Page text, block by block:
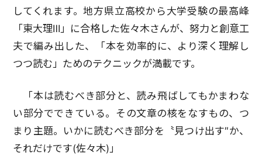
してくれます。地方県立高校から大学受験の最高峰
「東大理Ⅲ」に合格した佐々木さんが、努力と創意工
夫で編み出した、「本を効率的に、より深く理解し
つつ読む」ためのテクニックが満載です。
「本は読むべき部分と、読み飛ばしてもかまわな
い部分でできている。その文章の核をなすもの、つ
まり主題。いかに読むべき部分を〝見つけ出す″か、
それだけです(佐々木)」